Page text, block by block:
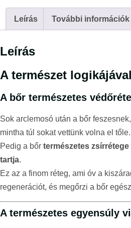
Leírás További információk
Leírás
A természet logikájával
A bőr természetes
Sok arclemosó után a bőr
mintha túl sokat vettünk volna el tőle.
Pedig a bőr természetes
tartja.
Ez az a finom réteg, ami óv a
regenerációt, és megőrzi a bőr
A természetes egyensúly